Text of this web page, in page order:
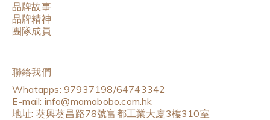
品牌故事
品牌精神
團隊成員
聯絡我們
Whatapps: 97937198/64743342
E-mail: info@mamabobo.com.hk
地址: 葵興葵昌路78號富都工業大廈3樓310室